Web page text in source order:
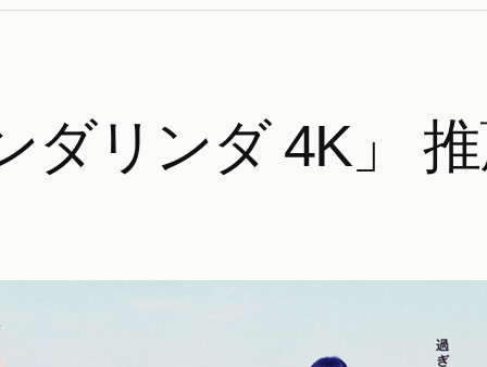
ダリンダ 4K」